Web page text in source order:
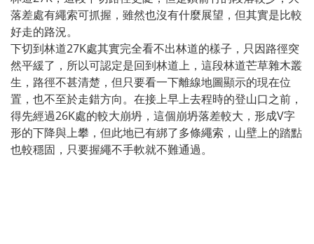
落差處有繩索可抓握，雖然也沒有什麼展望，但其實是比較
好走的路況。
下切到林道27K處其實完全看不出林道的樣子，只因路徑突
然平緩了，所以可認定是回到林道上，這段林道芒草雜木叢
生，路徑不甚清楚，但只要看一下離線地圖顯示的現在位
置，也不至於走錯方向。在接上早上去程時的登山口之前，
得先經過26K處的較大崩坍，這個崩坍落差較大，形成V字
形的下降與上攀，但此地已有綁了多條繩索，山壁上的踏點
也較穩固，只要握繩不手軟就不難通過。